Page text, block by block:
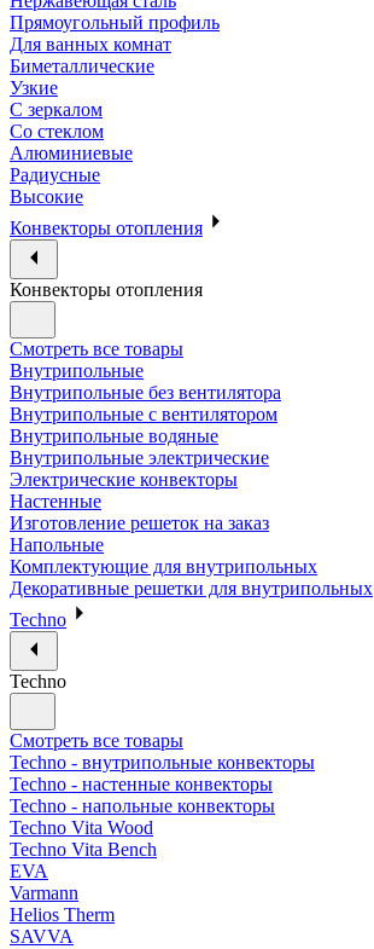
Прямоугольный профиль
Для ванных комнат
Биметаллические
Узкие
С зеркалом
Со стеклом
Алюминиевые
Радиусные
Высокие
Конвекторы отопления
Конвекторы отопления
Смотреть все товары
Внутрипольные
Внутрипольные без вентилятора
Внутрипольные с вентилятором
Внутрипольные водяные
Внутрипольные электрические
Электрические конвекторы
Настенные
Изготовление решеток на заказ
Напольные
Комплектующие для внутрипольных
Декоративные решетки для внутрипольных
Techno
Techno
Смотреть все товары
Techno - внутрипольные конвекторы
Techno - настенные конвекторы
Techno - напольные конвекторы
Techno Vita Wood
Techno Vita Bench
EVA
Varmann
Helios Therm
SAVVA